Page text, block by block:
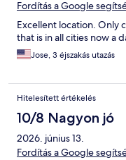
Fordítás a Google
Excellent location. Only
that is in all cities now a
Jose, 3 éjszakás utazás
Hitelesített értékelés
10/8 Nagyon jó
2026. június 13.
Fordítás a Google